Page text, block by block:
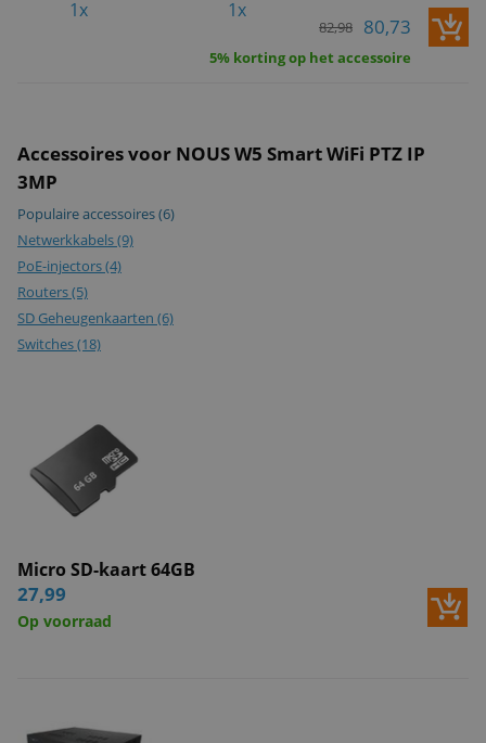
1x 1x
80,73
82,98
5% korting op het accessoire
Accessoires voor NOUS W5 Smart WiFi PTZ IP
3MP
Populaire accessoires(6)
Netwerkkabels(9)
PoE-injectors(4)
Routers(5)
SD Geheugenkaarten (6)
Switches(18)
Micro SD-kaart 64GB
27,99
Op voorraad